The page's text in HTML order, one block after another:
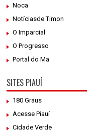
Noca
Notíciasde Timon
O Imparcial
O Progresso
Portal do Ma
SITES PIAUÍ
180 Graus
Acesse Piauí
Cidade Verde